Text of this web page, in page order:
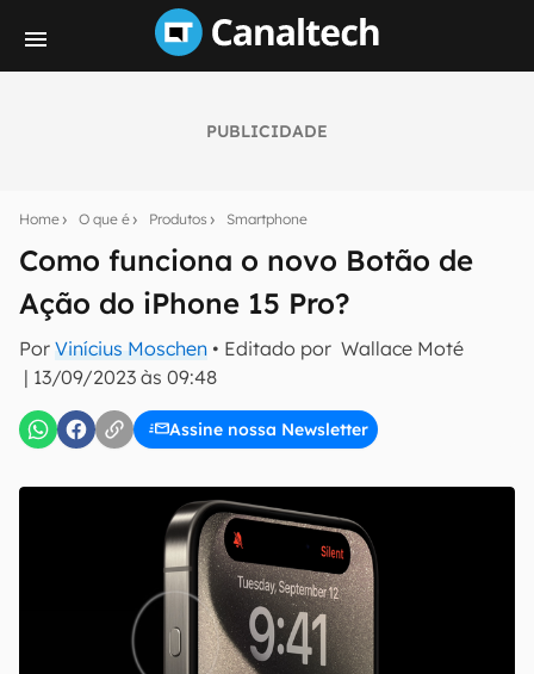
PUBLICIDADE
Home O que é Produtos Smartphone
Como funciona o novo Botão de
Ação do iPhone 15 Pro?
Por Vinícius Moschen • Editado por Wallace Moté
| 13/09/2023 às 09:48
Assine nossa Newsletter
notícias e reviews sobre tecnologia em primeira
E-mail
Uso e Política de Privacidade do Canaltech.